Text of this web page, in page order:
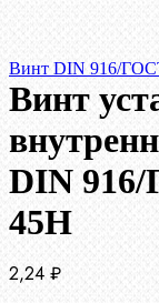
Винт DIN 916/
Винт
DIN
45Н
2,24 ₽